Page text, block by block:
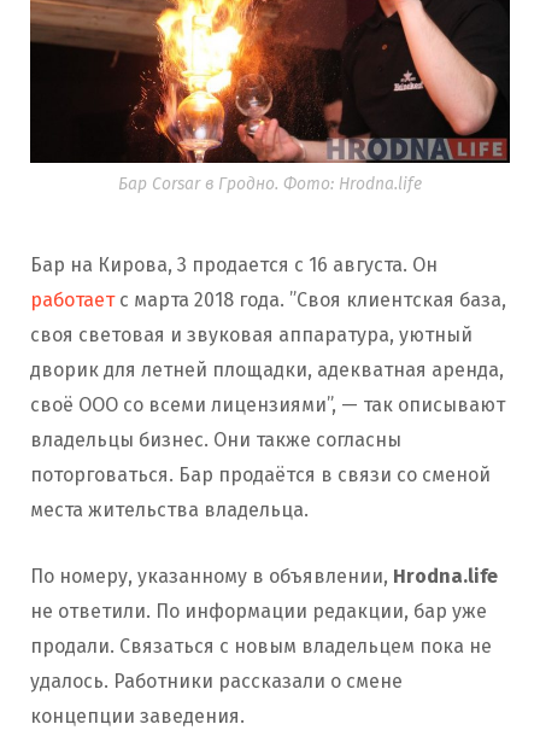
Бар Corsar в Гродно. Фото: Hrodna.life
Бар на Кирова, 3 продается с 16 августа. Он
работаетс марта 2018 года. ”Своя клиентская база,
своя световая и звуковая аппаратура, уютный
дворик для летней площадки, адекватная аренда,
своё ООО со всеми лицензиями”, — так описывают
владельцы бизнес. Они также согласны
поторговаться. Бар продаётся в связи со сменой
места жительства владельца.
По номеру, указанному в объявлении, Hrodna.life
не ответили. По информации редакции, бар уже
продали. Связаться с новым владельцем пока не
удалось. Работники рассказали о смене
концепции заведения.